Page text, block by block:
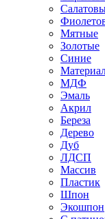
Мятные
Золотые
Синие
МДФ
Эмаль
Акрил
Береза
Дерево
Дуб
ЛДСП
Массив
Пластик
Шпон
Экошпон